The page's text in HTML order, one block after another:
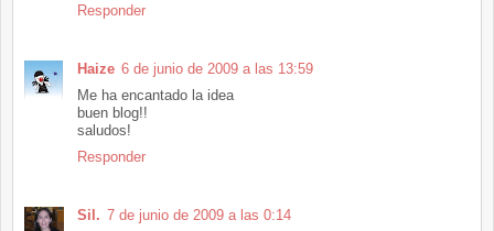
Responder
Haize 6 de junio de 2009 a las 13:59
Me ha encantado la idea
buen blog!!
saludos!
Responder
Sil. 7 de junio de 2009 a las 0:14